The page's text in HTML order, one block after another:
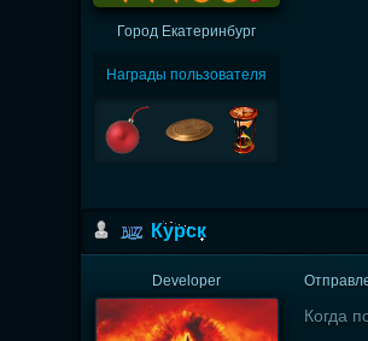
Город Екатеринбург
Награды пользователя
Курск
Developer
Когда